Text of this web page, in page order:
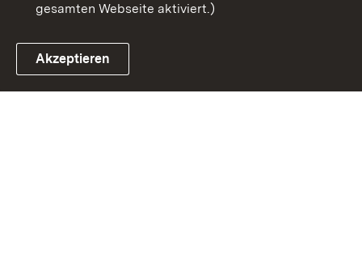
Link zum Landesportal
gesamten Webseite aktiviert.)
Akzeptieren